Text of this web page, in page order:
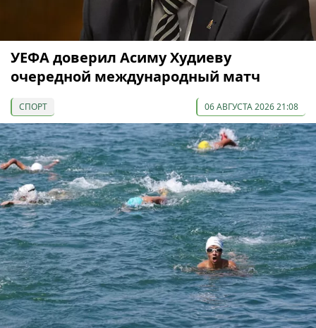
УЕФА доверил Асиму Худиеву
очередной международный матч
СПОРТ 06 АВГУСТА 2026 21:08